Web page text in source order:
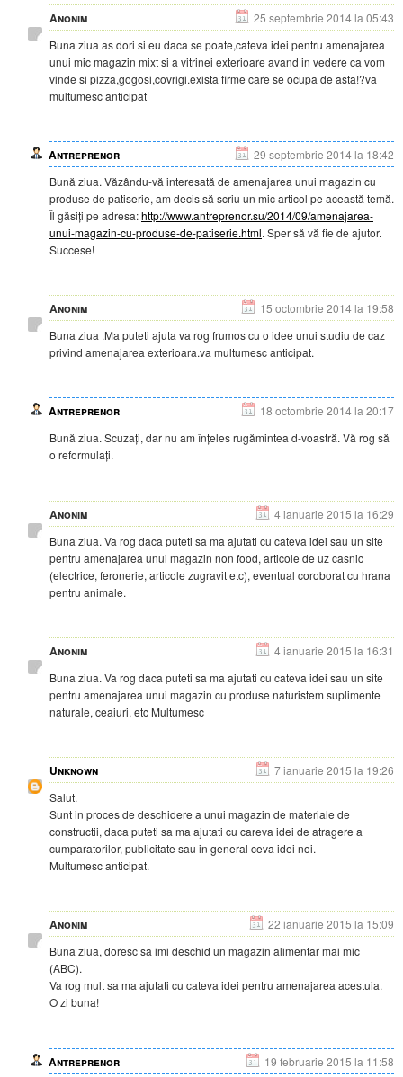
Anonim
25 septembrie 2014 la 05:43
Buna ziua as dori si eu daca se poate,cateva idei pentru amenajarea
unui mic magazin mixt si a vitrinei exterioare avand in vedere ca vom
vinde si pizza,gogosi,covrigi.exista firme care se ocupa de asta!?va
multumesc anticipat
Antreprenor
29 septembrie 2014 la 18:42
Bună ziua. Văzându-vă interesată de amenajarea unui magazin cu
produse de patiserie, am decis să scriu un mic articol pe această temă.
Îl găsiți pe adresa:http://www.antreprenor.su/2014/09/amenajarea-
unui-magazin-cu-produse-de-patiserie.html. Sper să vă fie de ajutor.
Succese!
Anonim
15 octombrie 2014 la 19:58
Buna ziua .Ma puteti ajuta va rog frumos cu o idee unui studiu de caz
privind amenajarea exterioara.va multumesc anticipat.
Antreprenor
18 octombrie 2014 la 20:17
Bună ziua. Scuzați, dar nu am înțeles rugămintea d-voastră. Vă rog să
o reformulați.
Anonim
4 ianuarie 2015 la 16:29
Buna ziua. Va rog daca puteti sa ma ajutati cu cateva idei sau un site
pentru amenajarea unui magazin non food, articole de uz casnic
(electrice, feronerie, articole zugravit etc), eventual coroborat cu hrana
pentru animale.
Anonim
4 ianuarie 2015 la 16:31
Buna ziua. Va rog daca puteti sa ma ajutati cu cateva idei sau un site
pentru amenajarea unui magazin cu produse naturistem suplimente
naturale, ceaiuri, etc Multumesc
Unknown
7 ianuarie 2015 la 19:26
Salut.
Sunt in proces de deschidere a unui magazin de materiale de
constructii, daca puteti sa ma ajutati cu careva idei de atragere a
cumparatorilor, publicitate sau in general ceva idei noi.
Multumesc anticipat.
Anonim
22 ianuarie 2015 la 15:09
Buna ziua, doresc sa imi deschid un magazin alimentar mai mic
(ABC).
Va rog mult sa ma ajutati cu cateva idei pentru amenajarea acestuia.
O zi buna!
Antreprenor 19 februarie 2015 la 11:58